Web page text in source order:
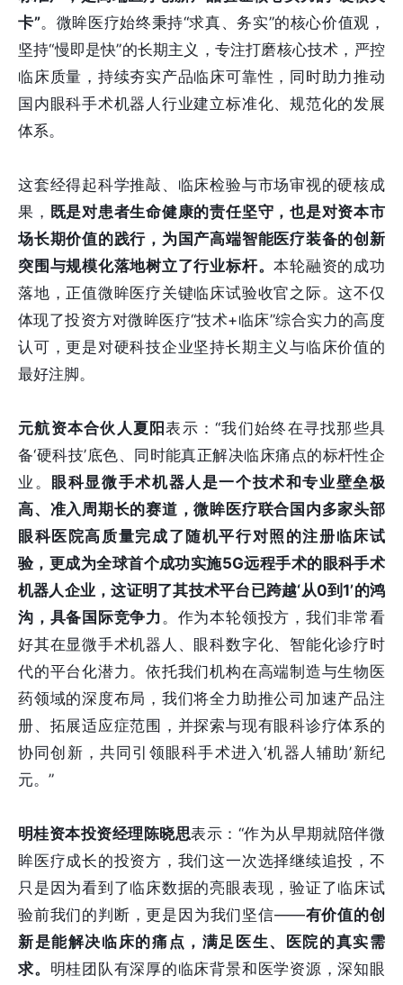
卡”。微眸医疗始终秉持“求真、务实”的核心价值观，
坚持“慢即是快”的长期主义，专注打磨核心技术，严控
临床质量，持续夯实产品临床可靠性，同时助力推动
国内眼科手术机器人行业建立标准化、规范化的发展
体系。
这套经得起科学推敲、临床检验与市场审视的硬核成
果， 既是对患者生命健康的责任坚守，也是对资本市
场长期价值的践行，为国产高端智能医疗装备的创新
突围与规模化落地树立了行业标杆。本轮融资的成功
落地，正值微眸医疗关键临床试验收官之际。这不仅
体现了投资方对微眸医疗“技术+临床”综合实力的高度
认可，更是对硬科技企业坚持长期主义与临床价值的
最好注脚。
元航资本合伙人夏阳表示：“我们始终在寻找那些具
备‘硬科技’底色、同时能真正解决临床痛点的标杆性企
业。 眼科显微手术机器人是一个技术和专业壁垒极
高、准入周期长的赛道，微眸医疗联合国内多家头部
眼科医院高质量完成了随机平行对照的注册临床试
验，更成为全球首个成功实施5G远程手术的眼科手术
机器人企业，这证明了其技术平台已跨越‘从0到1’的鸿
沟，具备国际竞争力 。作为本轮领投方，我们非常看
好其在显微手术机器人、眼科数字化、智能化诊疗时
代的平台化潜力。依托我们机构在高端制造与生物医
药领域的深度布局，我们将全力助推公司加速产品注
册、拓展适应症范围，并探索与现有眼科诊疗体系的
协同创新，共同引领眼科手术进入‘机器人辅助’新纪
元。”
明桂资本投资经理陈晓思表示：“作为从早期就陪伴微
眸医疗成长的投资方，我们这一次选择继续追投，不
只是因为看到了临床数据的亮眼表现，验证了临床试
验前我们的判断，更是因为我们坚信——有价值的创
新是能解决临床的痛点，满足医生、医院的真实需
求。 明桂团队有深厚的临床背景和医学资源，深知眼